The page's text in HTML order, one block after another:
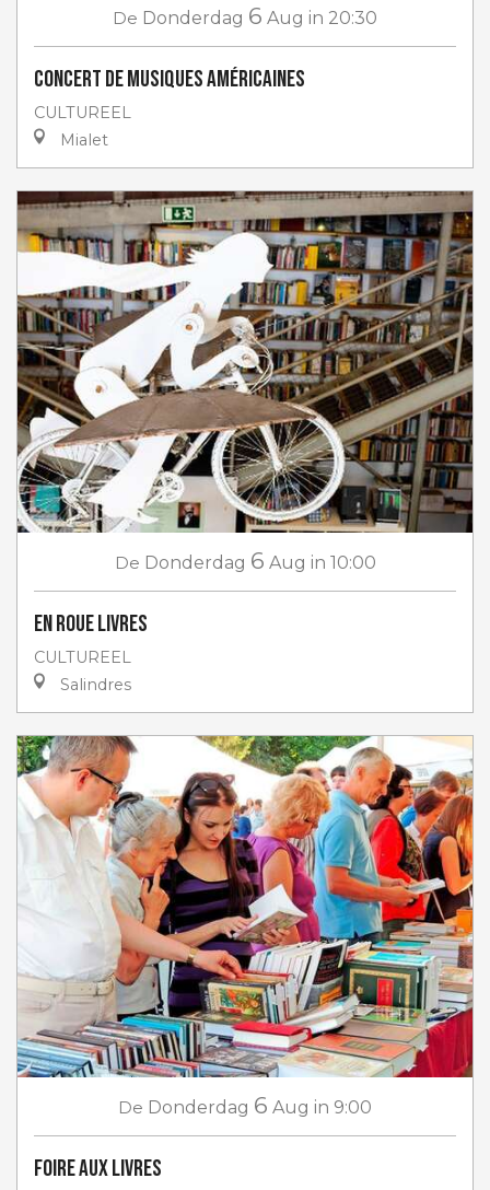
De Donderdag 6 Aug in 20:30
Concert de musiques américaines
CULTUREEL
Mialet
De Donderdag 6 Aug in 10:00
En roue livres
CULTUREEL
Salindres
De Donderdag 6 Aug in 9:00
Foire aux livres